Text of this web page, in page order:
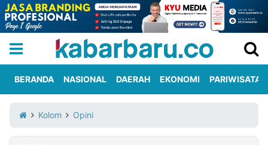
Iklan
Berita
Kami
BERANDA NASIONAL DAERAH EKONOMI PARIWISATA
Kolom Opini